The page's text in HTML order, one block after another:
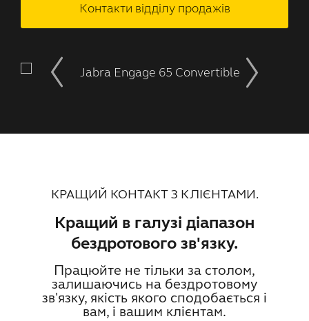
Контакти відділу продажів
КРАЩИЙ КОНТАКТ З КЛІЄНТАМИ.
Кращий в галузі діапазон
бездротового зв'язку.
Працюйте не тільки за столом,
залишаючись на бездротовому
зв'язку, якість якого сподобається і
вам, і вашим клієнтам.